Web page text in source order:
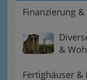
Finanzierung
&
Fertighäuser